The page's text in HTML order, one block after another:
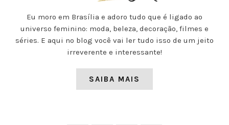
Eu moro em Brasília e adoro tudo que é ligado ao
universo feminino: moda, beleza, decoração, filmes e
séries. E aqui no blog você vai ler tudo isso de um jeito
irreverente e interessante!
SAIBA MAIS